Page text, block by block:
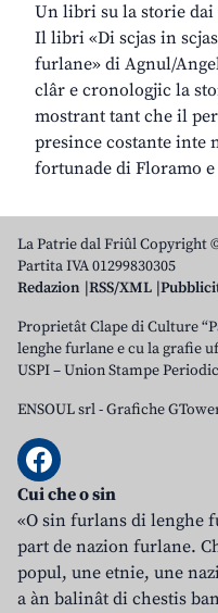
Un libri su la storie
Il libri «Di scjas in
furlane» di Agnul/
clâr e cronologjic la
mostrant tant che il
presince costante inte
fortunade di Floramo
La Patrie dal Friûl Copyright
Partita IVA 01299830305
Redazion RSS/XML
Proprietât Clape di Culture
lenghe furlane e cu la grafie
USPI – Union Stampe
ENSOUL srl-Grafiche
Cui che o sin
«O sin furlans di lenghe
part de nazion furlane.
popul, une etnie, une
a àn balinât di chestis